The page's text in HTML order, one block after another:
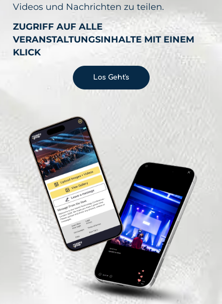
Videos und Nachrichten zu teilen.
ZUGRIFF AUF ALLE
VERANSTALTUNGSINHALTE MIT EINEM
KLICK
Los Geht's